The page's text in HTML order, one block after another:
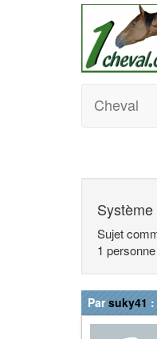
Cheval
Sujet
1
Parsuky41